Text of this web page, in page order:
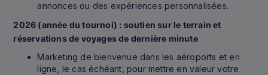
annonces ou des expériences personnalisées.
2026 (année du tournoi) : soutien sur le terrain et
réservations de voyages de dernière minute
Marketing de bienvenue dans les aéroports et en
ligne, le cas échéant, pour mettre en valeur votre